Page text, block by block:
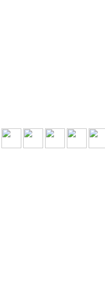
Reality Labs亏损局面
松骗过系统审核